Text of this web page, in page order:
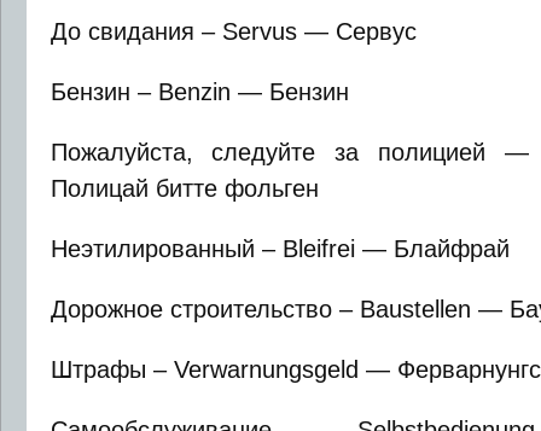
До свидания – Servus — Сервус
Бензин – Benzin — Бензин
Пожалуйста, следуйте за полицией
Полицай битте фольген
Неэтилированный – Bleifrei — Блайфрай
Дорожное строительство – Baustellen —
Штрафы – Verwarnungsgeld —